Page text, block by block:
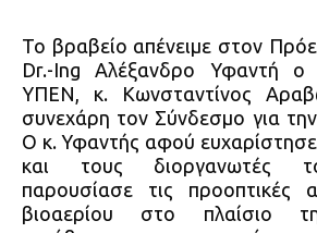
Το βραβείο απένειμε στον
Dr.-Ing Αλέξανδρο Υφαντή
ΥΠΕΝ, κ. Κωνσταντίνος
συνεχάρη τον Σύνδεσμο για
Ο κ. Υφαντής αφού
και τους διοργανωτές
παρουσίασε τις προοπτικές
βιοαερίου στο πλαίσιο